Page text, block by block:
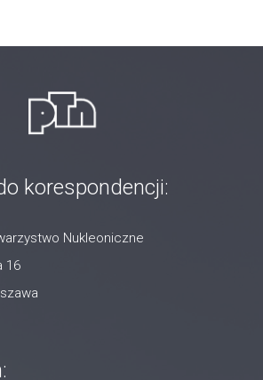
korespondencji:
Nukleoniczne
16